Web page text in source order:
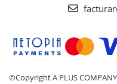
©Copyright A PLUS